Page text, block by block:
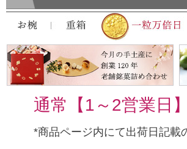
通常【1～2営業日
*商品ページ内にて出荷日記載